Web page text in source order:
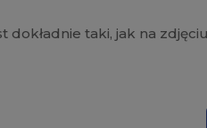
dokładnie taki, jak na